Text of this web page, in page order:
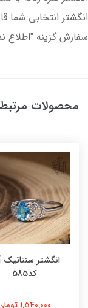
انگشتر انتخابی شما
سفارش گزینه "اطلاع
محصولات مرتبط
انگشتر سنتاتیک
کد585